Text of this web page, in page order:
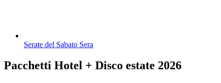
Serate del Sabato Sera
Pacchetti Hotel + Disco estate 2026